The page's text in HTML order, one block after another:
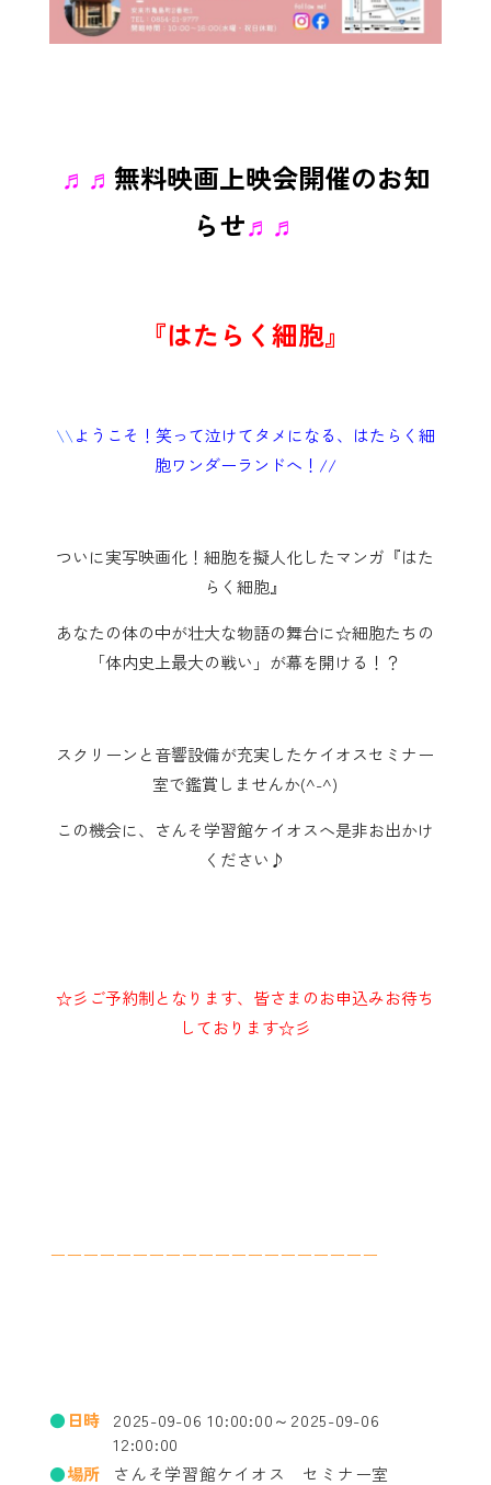
♬♬ 無料映画上映会開催のお知
らせ♬♬
『はたらく細胞』
\\ようこそ！笑って泣けてタメになる、はたらく細
胞ワンダーランドへ！//
ついに実写映画化！細胞を擬人化したマンガ『はた
らく細胞』
あなたの体の中が壮大な物語の舞台に☆細胞たちの
「体内史上最大の戦い」が幕を開ける！？
スクリーンと音響設備が充実したケイオスセミナー
室で鑑賞しませんか(^-^)
この機会に、さんそ学習館ケイオスへ是非お出かけ
ください♪
☆彡ご予約制となります、皆さまのお申込みお待ち
しております☆彡
ーーーーーーーーーーーーーーーーーーーー
日時
2025-09-06 10:00:00～2025-09-06
12:00:00
場所
さんそ学習館ケイオス セミナー室